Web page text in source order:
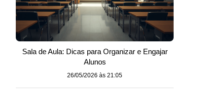
Sala de Aula: Dicas para Organizar e Engajar
Alunos
26/05/2026 às 21:05